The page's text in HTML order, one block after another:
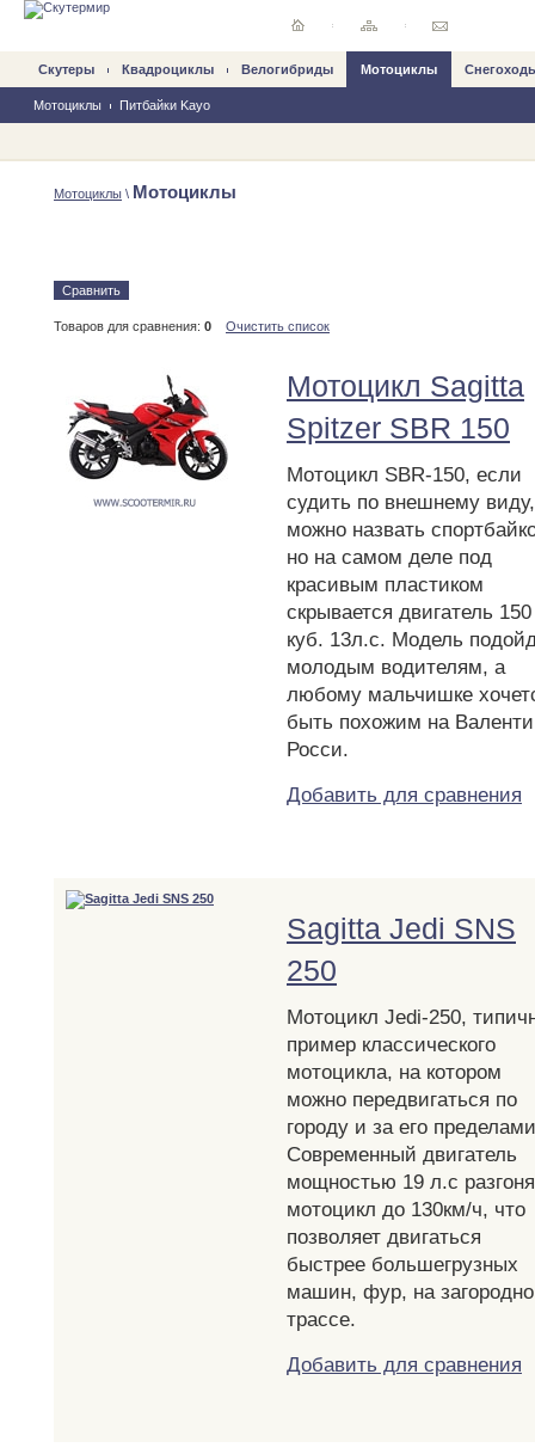
Скутеры Квадроциклы Велогибриды Mотоциклы
Мотоциклы Питбайки Kayo
Mотоциклы \ Мотоциклы
Сравнить
Товаров для сравнения: 0 Очистить список
Мотоцикл Sagitta
Spitzer SBR 150
Мотоцикл SBR-150, если
судить по внешнему виду,
можно назвать
но на самом деле под
красивым пластиком
скрывается двигатель 150
куб. 13л.с. Модель
молодым водителям, а
любому мальчишке
быть похожим на
Росси.
Добавить для сравнения
Sagitta Jedi SNS
250
Мотоцикл Jedi-250,
пример классического
мотоцикла, на котором
можно передвигаться по
городу и за его
Современный двигатель
мощностью 19 л.с
мотоцикл до 130км/ч, что
позволяет двигаться
быстрее большегрузных
машин, фур, на
трассе.
Добавить для сравнения